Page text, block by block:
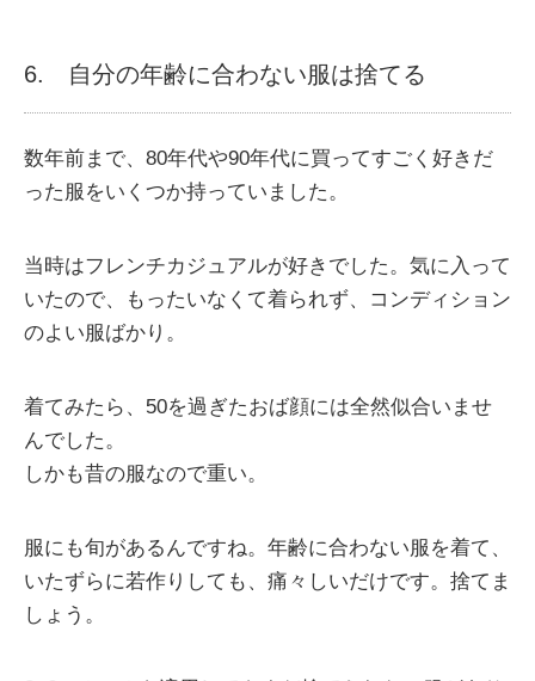
6. 自分の年齢に合わない服は捨てる
数年前まで、80年代や90年代に買ってすごく好きだ
った服をいくつか持っていました。
当時はフレンチカジュアルが好きでした。気に入って
いたので、もったいなくて着られず、コンディション
のよい服ばかり。
着てみたら、50を過ぎたおば顔には全然似合いませ
んでした。
しかも昔の服なので重い。
服にも旬があるんですね。年齢に合わない服を着て、
いたずらに若作りしても、痛々しいだけです。捨てま
しょう。